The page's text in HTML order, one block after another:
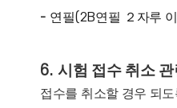
- 연필(2B연필 ２ 자루
6. 시험 접수 취소 관
접수를 취소할 경우 되